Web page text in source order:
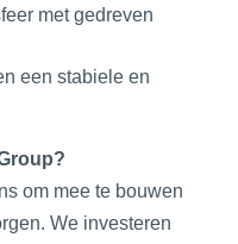
met gedreven
een stabiele en
om mee te bouwen
We investeren